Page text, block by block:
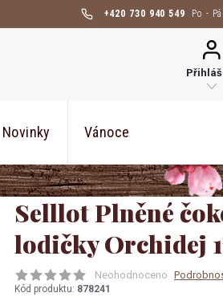
+420 730 940 549
Novinky Vánoce
Selllot Plněné
lodičky Orchidej
Neohodnoceno
Kód produktu: 878241